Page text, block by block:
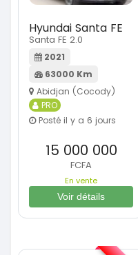
Hyundai Santa FE
Santa FE 2.0
2021
63000 Km
Abidjan (Cocody)
PRO
Posté il y a 6 jours
15 000 000
FCFA
En vente
Voir détails